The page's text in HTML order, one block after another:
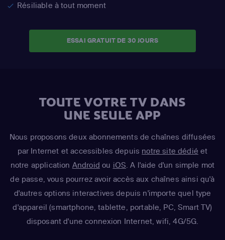
Résiliable à tout moment
ESSAI GRATUIT DE 30 JOURS
TOUTE VOTRE TV DANS
UNE SEULE APP
Nous proposons deux abonnements de chaînes diffusées
par Internet et accessibles depuis notre site dédié et
notre application Android ou iOS . A l'aide d'un simple mot
de passe, vous pourrez avoir accès aux chaînes ainsi qu'à
d'autres options interactives depuis n'importe quel type
d'appareil (smartphone, tablette, portable, PC, Smart TV)
disposant d'une connexion Internet, wifi, 4G/5G.